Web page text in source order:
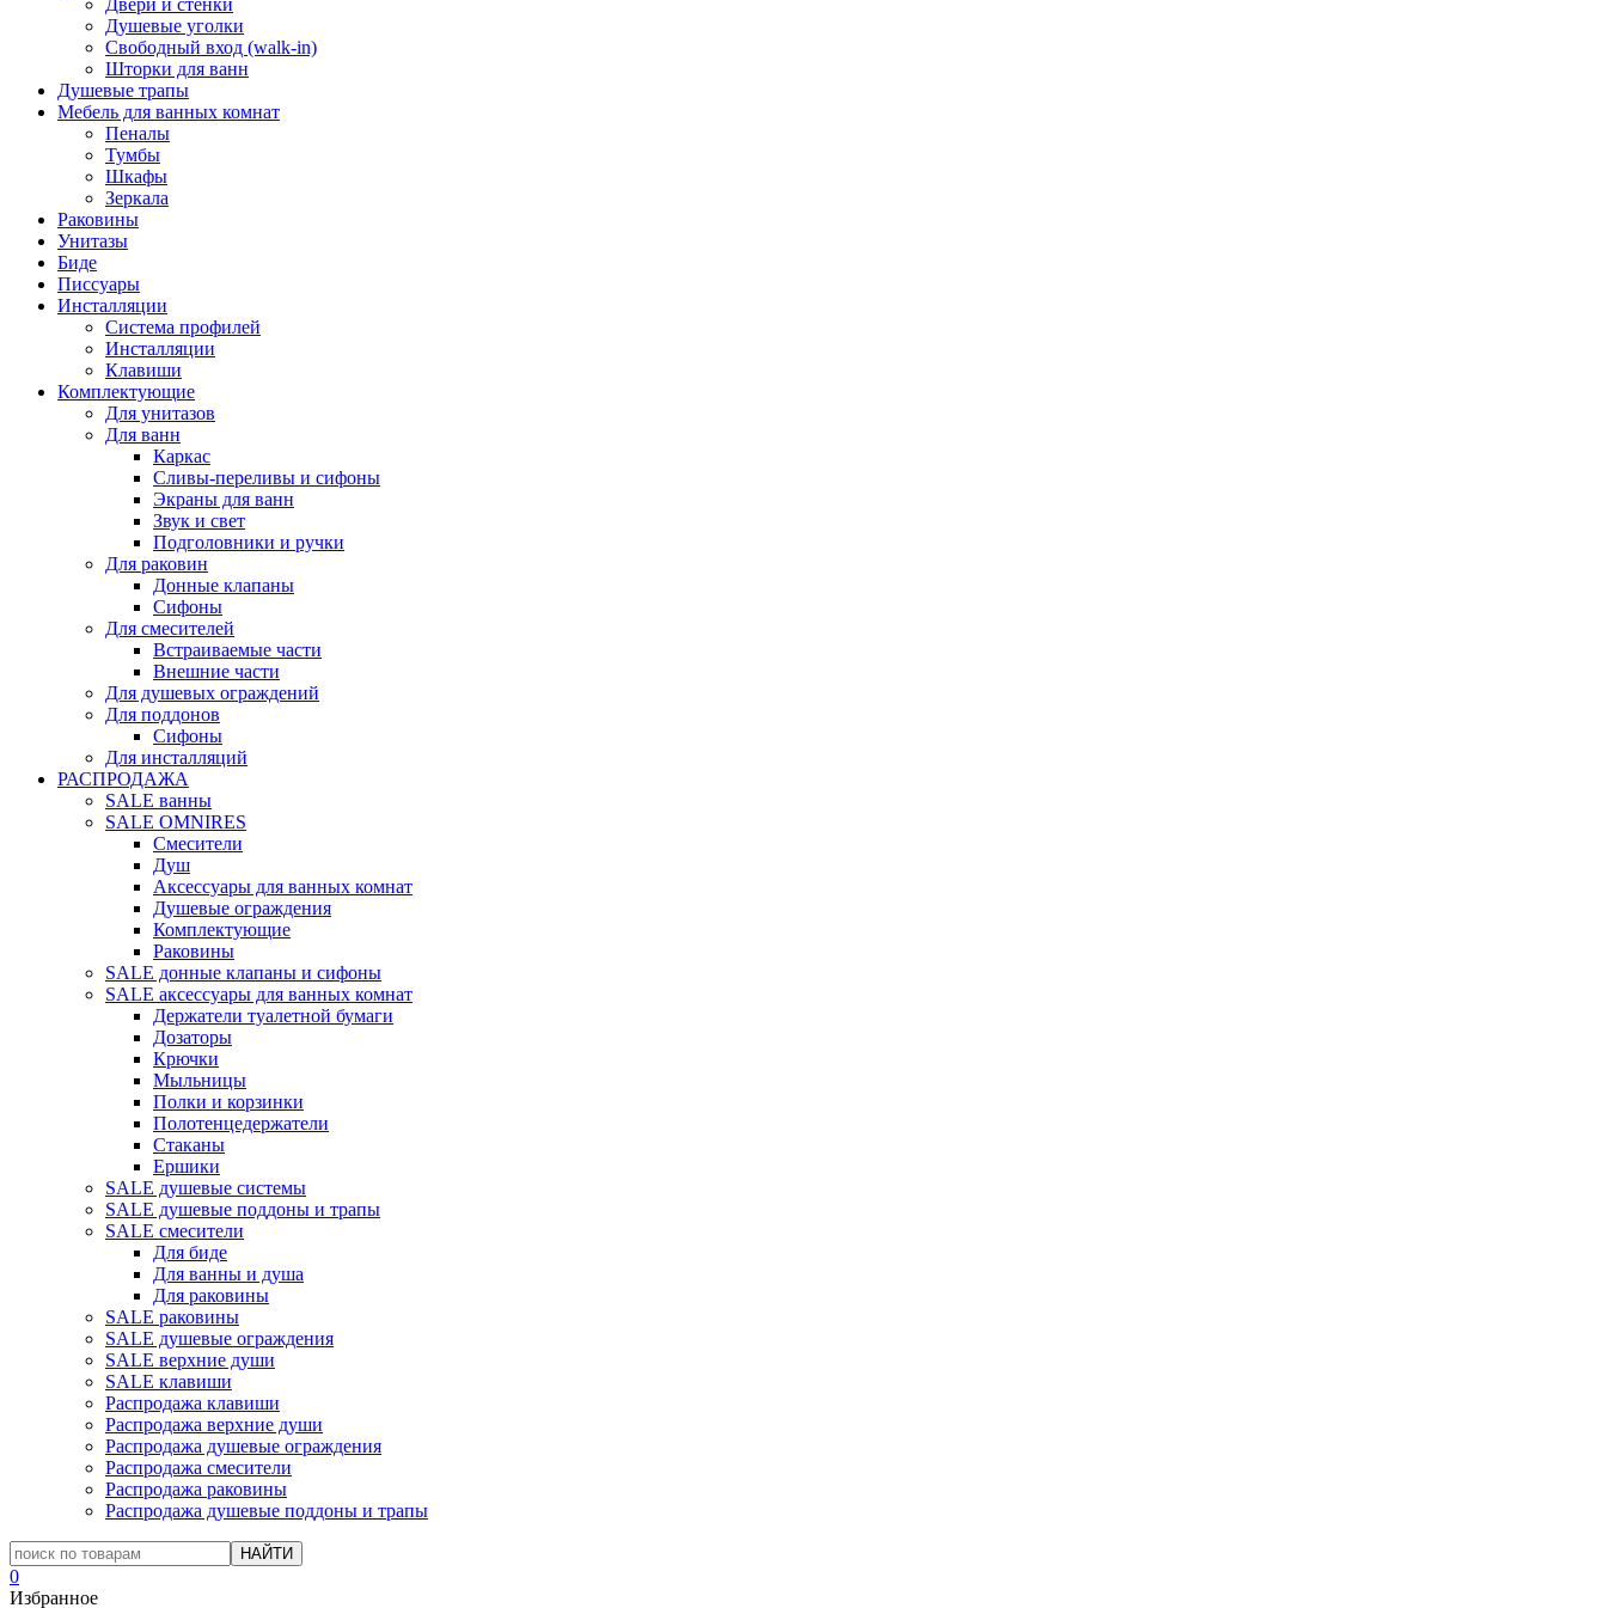
Двери и стенки
Душевые уголки
Свободный вход (walk-in)
Шторки для ванн
Душевые трапы
Мебель для ванных комнат
Пеналы
Тумбы
Шкафы
Зеркала
Раковины
Унитазы
Биде
Писсуары
Инсталляции
Система профилей
Инсталляции
Клавиши
Комплектующие
Для унитазов
Для ванн
Каркас
Сливы-переливы и сифоны
Экраны для ванн
Звук и свет
Подголовники и ручки
Для раковин
Донные клапаны
Сифоны
Для смесителей
Встраиваемые части
Внешние части
Для душевых ограждений
Для поддонов
Сифоны
Для инсталляций
РАСПРОДАЖА
SALE ванны
SALE OMNIRES
Смесители
Душ
Аксессуары для ванных комнат
Душевые ограждения
Комплектующие
Раковины
SALE донные клапаны и сифоны
SALE аксессуары для ванных комнат
Держатели туалетной бумаги
Дозаторы
Крючки
Мыльницы
Полки и корзинки
Полотенцедержатели
Стаканы
Ершики
SALE душевые системы
SALE душевые поддоны и трапы
SALE смесители
Для биде
Для ванны и душа
Для раковины
SALE раковины
SALE душевые ограждения
SALE верхние души
SALE клавиши
Распродажа клавиши
Распродажа верхние души
Распродажа душевые ограждения
Распродажа смесители
Распродажа раковины
Распродажа душевые поддоны и трапы
0
Избранное